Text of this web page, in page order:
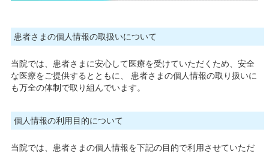
患者さまの個人情報の取扱いについて
当院では、患者さまに安心して医療を受けていただくため、安全
な医療をご提供するとともに、 患者さまの個人情報の取り扱いに
も万全の体制で取り組んでいます。
個人情報の利用目的について
当院では、患者さまの個人情報を下記の目的で利用させていただ